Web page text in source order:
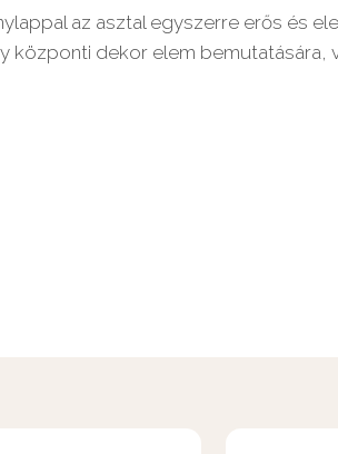
az asztal egyszerre erős és
központi dekor elem bemutatására,